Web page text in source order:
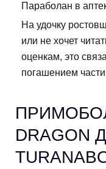
Параболан в
На удочку
или не хочет
оценкам, это
погашением части
DRAGON